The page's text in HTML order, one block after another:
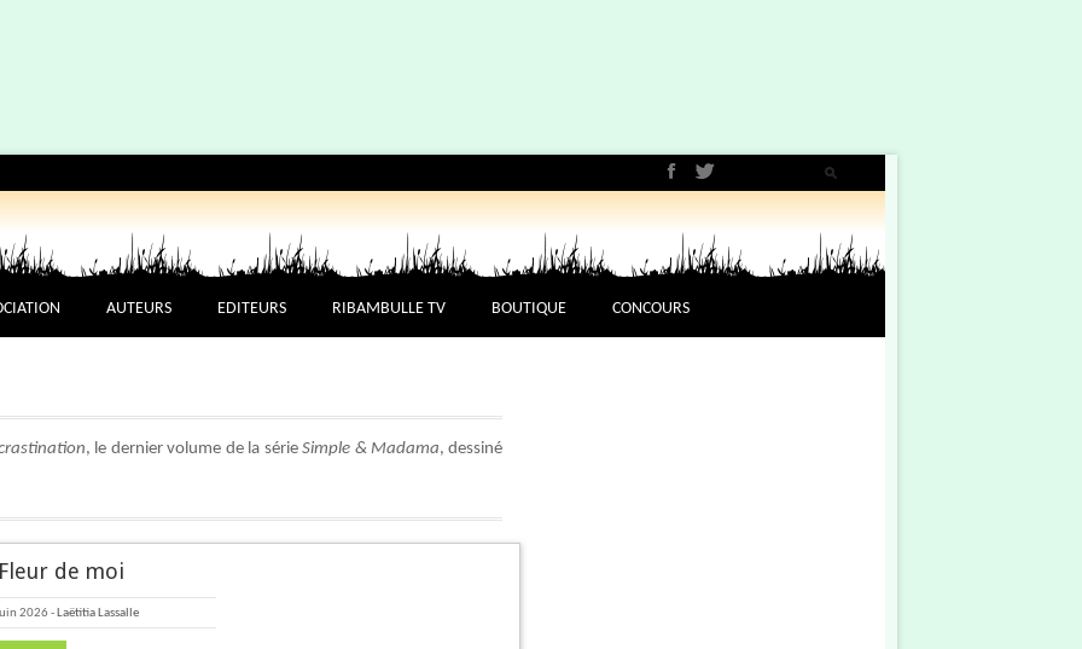
AUTEURS EDITEURS RIBAMBULLE TV BOUTIQUE CONCOURS
, le dernier volume de la sérieSimple & Madama, dessiné
de moi
2026 - Laëtitia Lassalle